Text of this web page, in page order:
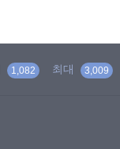
1,082 최대 3,009